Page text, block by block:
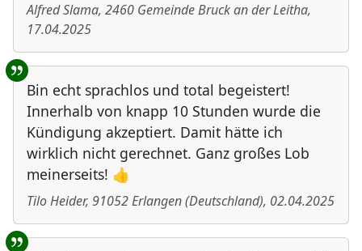
Alfred Slama, 2460 Gemeinde Bruck an der Leitha,
17.04.2025
Bin echt sprachlos und total begeistert!
Innerhalb von knapp 10 Stunden wurde die
Kündigung akzeptiert. Damit hätte ich
wirklich nicht gerechnet. Ganz großes Lob
meinerseits! 👍
Tilo Heider, 91052Erlangen(Deutschland), 02.04.2025